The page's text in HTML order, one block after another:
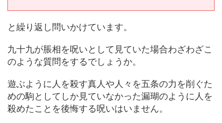
と繰り返し問いかけています。
九十九が脹相を呪いとして見ていた場合わざわざこ
のような質問をするでしょうか。
遊ぶように人を殺す真人や人々を五条の力を削ぐた
めの駒としてしか見ていなかった漏瑚のように人を
殺めたことを後悔する呪いはいません。